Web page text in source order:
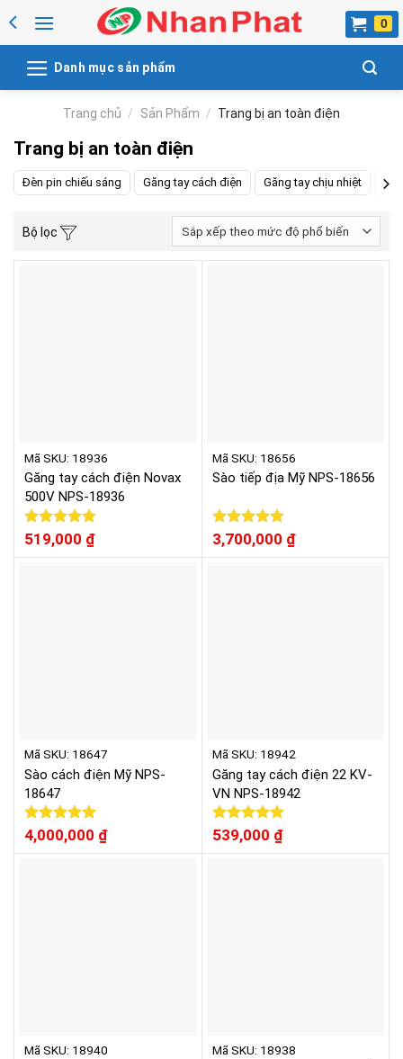
to
Danh mục sản phẩm
Trang chủ / Sản Phẩm / Trang bị an toàn điện
Trang bị an toàn điện
Đèn pin chiếu sáng Găng tay cách điện Găng tay chịu nhiệt
Bộ lọc
Mã SKU: 18936
Găng tay cách điện Novax
500V NPS-18936
Được xếp
hạng
519,000 ₫
Mã SKU: 18656
Sào tiếp địa Mỹ NPS-18656
Được xếp
hạng
5.00
3,700,000 ₫
Mã SKU: 18647
Sào cách điện Mỹ NPS-
18647
Được xếp
hạng
5.00
4,000,000 ₫
Mã SKU: 18942
Găng tay cách điện 22 KV-
VN NPS-18942
Được xếp
hạng
539,000 ₫
Mã SKU: 18940 Mã SKU: 18938